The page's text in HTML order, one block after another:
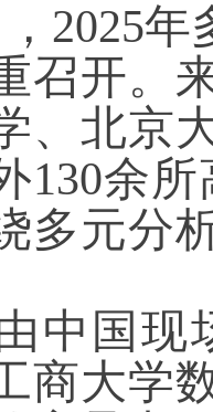
2025年
召开。
、北京
130余
多元分
中国现
商大学